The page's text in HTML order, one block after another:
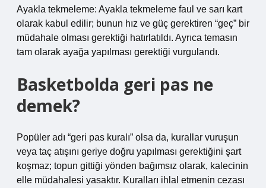
Ayakla tekmeleme: Ayakla tekmeleme faul ve sarı kart
olarak kabul edilir; bunun hız ve güç gerektiren “geç” bir
müdahale olması gerektiği hatırlatıldı. Ayrıca temasın
tam olarak ayağa yapılması gerektiği vurgulandı.
Basketbolda geri pas ne
demek?
Popüler adı “geri pas kuralı” olsa da, kurallar vuruşun
veya taç atışını geriye doğru yapılması gerektiğini şart
koşmaz; topun gittiği yönden bağımsız olarak, kalecinin
elle müdahalesi yasaktır. Kuralları ihlal etmenin cezası